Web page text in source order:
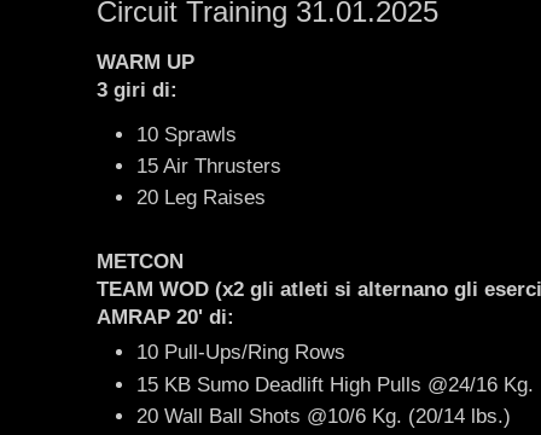
Circuit Training 31.01.2025
WARM UP
3 giri di:
10 Sprawls
15 Air Thrusters
20 Leg Raises
METCON
TEAM WOD (x2 gli atleti si alternano gli
AMRAP 20' di:
10 Pull-Ups/Ring Rows
15 KB Sumo Deadlift High Pulls @24/16
20 Wall Ball Shots @10/6 Kg. (20/14 lbs.)